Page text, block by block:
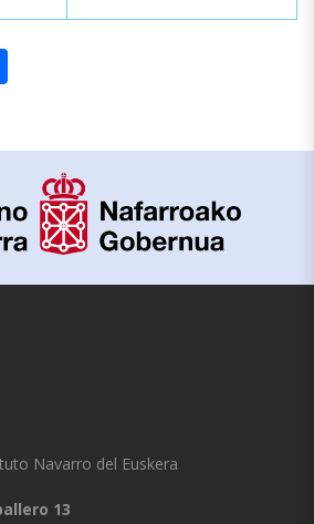
Navarro del Euskera
13